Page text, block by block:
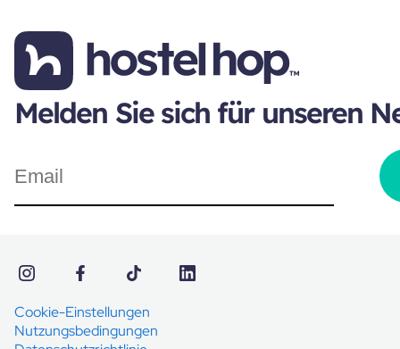
Melden Sie sich für unseren
Cookie-Einstellungen
Nutzungsbedingungen